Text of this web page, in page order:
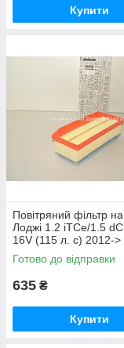
Купити
Повітряний фільтр
Лоджі 1.2 iTCe/1.5
16V (115 л. с) 2012->
RENAULT (Оригінал)
165460509R
Готово до відправки
635 ₴
Купити